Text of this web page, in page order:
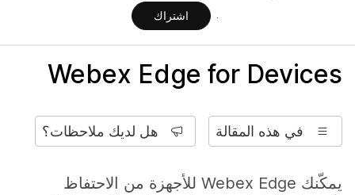
اشتراك
Webex Edge for Devices
في هذه المقالة هل لديك ملاحظات؟
يمكّنك Webex Edge للأجهزة من الاحتفاظ